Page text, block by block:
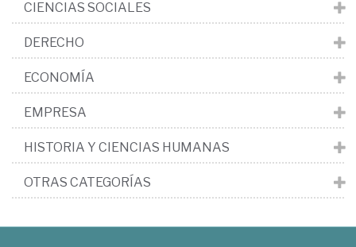
CIENCIAS SOCIALES
DERECHO
ECONOMÍA
EMPRESA
HISTORIA Y CIENCIAS HUMANAS
OTRAS CATEGORÍAS